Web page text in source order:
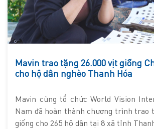
Mavin trao tặng 26.000 vịt giống
cho hộ dân nghèo Thanh Hóa
Mavin cùng tổ chức World Vision
Nam đã hoàn thành chương trình trao
giống cho 265 hộ dân tại 8 xã tỉnh